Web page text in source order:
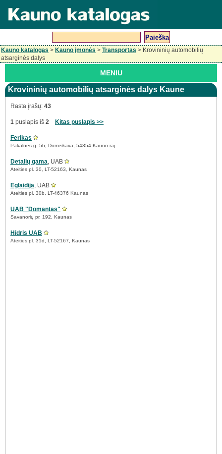
Kauno katalogas > Kauno įmonės > Transportas > Krovininių automobilių
atsarginės dalys
MENIU
Krovininių automobilių atsarginės dalys Kaune
Rasta įrašų: 43
1 puslapis iš 2 Kitas puslapis >>
Ferikas
Pakalnės g. 5b, Domeikava, 54354 Kauno raj.
Detalių gama, UAB
Ateities pl. 30, LT-52163, Kaunas
Eglaidija, UAB
Ateities pl. 30b, LT-46376 Kaunas
UAB "Domantas"
Savanorių pr. 192, Kaunas
Hidris UAB
Ateities pl. 31d, LT-52167, Kaunas